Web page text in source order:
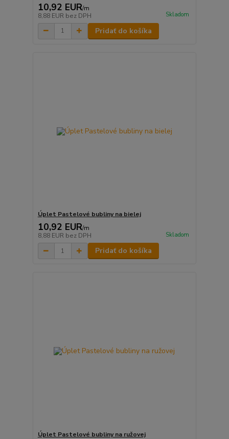
10,92 EUR/m
8,88 EUR bez DPH Skladom
Pridať do košíka
Úplet Pastelové bubliny na bielej
10,92 EUR/m
8,88 EUR bez DPH Skladom
Pridať do košíka
Úplet Pastelové bubliny na ružovej